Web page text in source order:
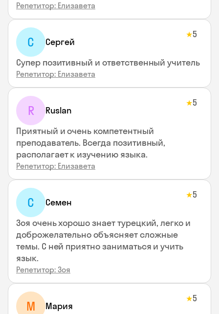
Репетитор: Елизавета
С Сергей
★5
Супер позитивный и ответственный учитель
Репетитор: Елизавета
R Ruslan
★5
Приятный и очень компетентный
преподаватель. Всегда позитивный,
располагает к изучению языка.
Репетитор: Елизавета
С Семен
★5
Зоя очень хорошо знает турецкий, легко и
доброжелательно объясняет сложные
темы. С ней приятно заниматься и учить
язык.
Репетитор: Зоя
М Мария
★5